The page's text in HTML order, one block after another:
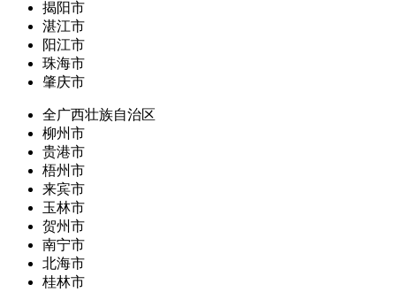
揭阳市
湛江市
阳江市
珠海市
肇庆市
全广西壮族自治区
柳州市
贵港市
梧州市
来宾市
玉林市
贺州市
南宁市
北海市
桂林市